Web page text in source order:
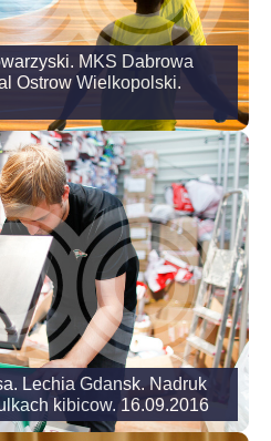
MKS Dabrowa
Ostrow Wielkopolski.
Lechia Gdansk. Nadruk
kibicow. 16.09.2016